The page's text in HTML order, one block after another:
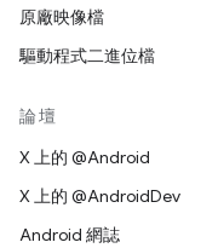
原廠映像檔
驅動程式二進位檔
論壇
X 上的 @Android
X 上的 @AndroidDev
Android 網誌